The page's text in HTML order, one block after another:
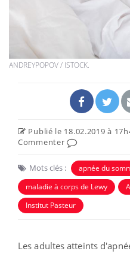
ANDREYPOPOV / ISTOCK.
Publié le 18.02.2019 à
Commenter
Mots clés :
apnée du
maladie à corps de Lewy
Institut Pasteur
Les adultes atteints